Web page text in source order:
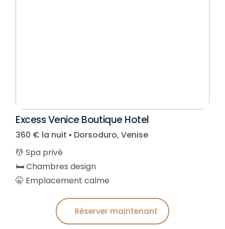
Excess Venice Boutique Hotel
360 € la nuit ▪︎ Dorsoduro, Venise
💆 Spa privé
🛏️ Chambres design
🤫 Emplacement calme
Réserver maintenant